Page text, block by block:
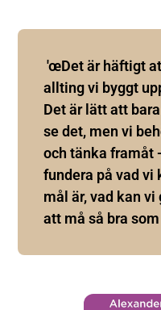
'œDet är häftigt
allting vi byggt
Det är lätt att
se det, men vi
och tänka framåt
fundera på vad vi
mål är, vad kan
att må så bra